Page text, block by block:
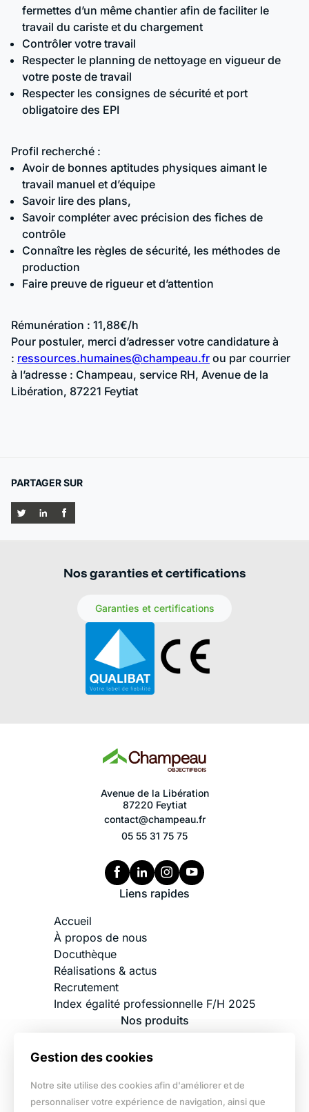
fermettes d’un même chantier afin de faciliter le
travail du cariste et du chargement
Contrôler votre travail
Respecter le planning de nettoyage en vigueur de
votre poste de travail
Respecter les consignes de sécurité et port
obligatoire des EPI
Profil recherché :
Avoir de bonnes aptitudes physiques aimant le
travail manuel et d’équipe
Savoir lire des plans,
Savoir compléter avec précision des fiches de
contrôle
Connaître les règles de sécurité, les méthodes de
production
Faire preuve de rigueur et d’attention
Rémunération : 11,88€/h
Pour postuler, merci d’adresser votre candidature à
: ressources.humaines@champeau.fr ou par courrier
à l’adresse : Champeau, service RH, Avenue de la
Libération, 87221 Feytiat
PARTAGER SUR
Nos garanties et certifications
Garanties et certifications
Avenue de la Libération
87220 Feytiat
contact@champeau.fr
05 55 31 75 75
Liens rapides
Accueil
À propos de nous
Docuthèque
Réalisations & actus
Recrutement
Index égalité professionnelle F/H 2025
Nos produits
Charpente traditionnelle
Ossature bois
Plancher bois
Gestion des cookies
Notre site utilise des cookies afin d'améliorer et de
personnaliser votre expérience de navigation, ainsi que